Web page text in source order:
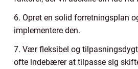
6. Opret en solid forretningsplan
implementere den.
7. Vær fleksibel og
ofte indebærer at tilpasse sig